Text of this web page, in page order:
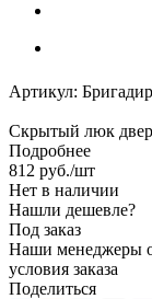
Артикул:
Скрытый люк
Подробнее
812 руб./шт
Нет в наличии
Нашли дешевле?
Под заказ
Наши менеджеры
условия заказа
Поделиться